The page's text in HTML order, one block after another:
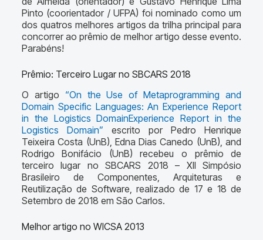
Pinto (coorientador / UFPA) foi nominado como um
dos quatros melhores artigos da trilha principal para
concorrer ao prêmio de melhor artigo desse evento.
Parabéns!
Prêmio: Terceiro Lugar no SBCARS 2018
O artigo “On the Use of Metaprogramming and
Domain Specific Languages: An Experience Report
in the Logistics DomainExperience Report in the
Logistics Domain” escrito por Pedro Henrique
Teixeira Costa (UnB), Edna Dias Canedo (UnB), and
Rodrigo Bonifácio (UnB) recebeu o prêmio de
terceiro lugar no SBCARS 2018 – XII Simpósio
Brasileiro de Componentes, Arquiteturas e
Reutilização de Software, realizado de 17 e 18 de
Setembro de 2018 em São Carlos.
Melhor artigo no WICSA 2013